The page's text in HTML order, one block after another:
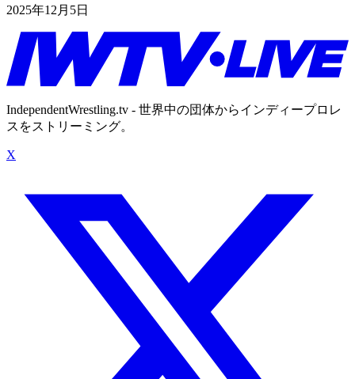
2025年12月5日
IndependentWrestling.tv - 世界中の団体からインディープロレ
スをストリーミング。
X